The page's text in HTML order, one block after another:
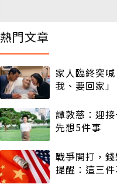
熱門文章
家人臨終突
我、要回家
譚敦慈：迎接
先想5件事
戰爭開打，
提醒：這三